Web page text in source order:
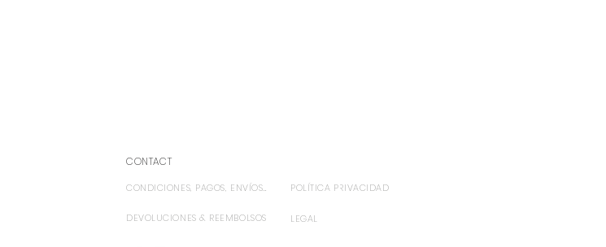
CONTACT
CONDICIONES, PAGOS, ENVÍOS...
DEVOLUCIONES & REEMBOLSOS
POLÍTICA PRIVACIDAD
LEGAL